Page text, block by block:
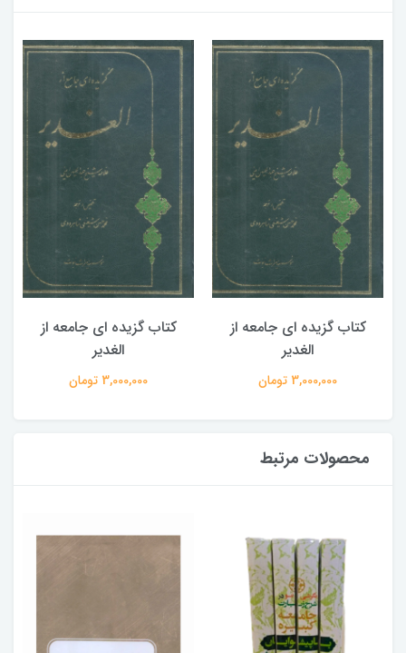
کتاب گزیده ای جامعه از
الغدیر
3,000,000 تومان
کتاب گزیده ای جامعه از
الغدیر
3,000,000 تومان
محصولات مرتبط